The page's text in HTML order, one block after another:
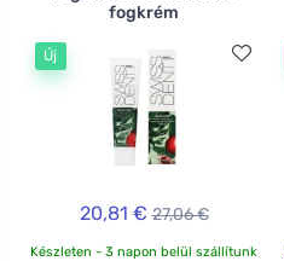
fogkrém
Új
20,81 € 27,06 €
Készleten - 3 napon belül szállítunk